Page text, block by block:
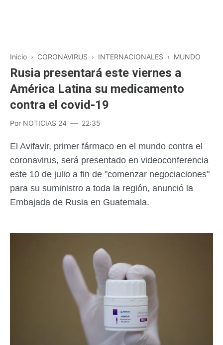
Inicio › CORONAVIRUS › INTERNACIONALES › MUNDO
Rusia presentará este viernes a
América Latina su medicamento
contra el covid-19
Por NOTICIAS 24 22:35
El Avifavir, primer fármaco en el mundo contra el
coronavirus, será presentado en videoconferencia
este 10 de julio a fin de "comenzar negociaciones"
para su suministro a toda la región, anunció la
Embajada de Rusia en Guatemala.